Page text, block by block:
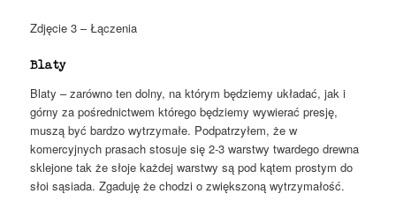
Zdjęcie 3 – Łączenia
Blaty
Blaty – zarówno ten dolny, na którym będziemy układać, jak i
górny za pośrednictwem którego będziemy wywierać presję,
muszą być bardzo wytrzymałe. Podpatrzyłem, że w
komercyjnych prasach stosuje się 2-3 warstwy twardego drewna
sklejone tak że słoje każdej warstwy są pod kątem prostym do
słoi sąsiada. Zgaduję że chodzi o zwiększoną wytrzymałość.